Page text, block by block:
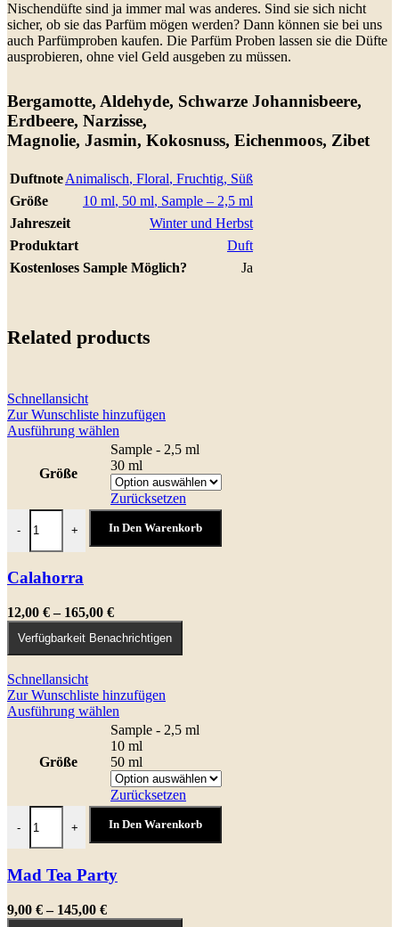
Nischendüfte sind ja immer mal was anderes. Sind sie sich nicht
sicher, ob sie das Parfüm mögen werden? Dann können sie bei uns
auch Parfümproben kaufen. Die Parfüm Proben lassen sie die Düfte
ausprobieren, ohne viel Geld ausgeben zu müssen.
Bergamotte, Aldehyde, Schwarze Johannisbeere,
Erdbeere, Narzisse,
Magnolie, Jasmin, Kokosnuss, Eichenmoos, Zibet
DuftnoteAnimalisch, Floral, Fruchtig, Süß
Größe
10 ml, 50 ml, Sample – 2,5 ml
Jahreszeit
Winter und Herbst
Produktart
Duft
Kostenloses Sample Möglich?
Ja
Related products
Schnellansicht
Zur Wunschliste hinzufügen
Ausführung wählen
Produkt
weist
mehrere
Varianten
auf.
Die
Optionen
gewählt
werden
Größe
Sample - 2,5 ml
30 ml
Zurücksetzen
-
Calahorra Menge
+ In Den Warenkorb
Calahorra
12,00 € – 165,00 €Preisspanne:
12,00 €
bis
165,00 €
Verfügbarkeit Benachrichtigen
Schnellansicht
Zur Wunschliste hinzufügen
Ausführung wählen
Produkt
weist
mehrere
Varianten
auf.
Die
Optionen
können
werden
Größe
Sample - 2,5 ml
10 ml
50 ml
Zurücksetzen
-
Mad Tea Party Menge
+ In Den Warenkorb
Mad Tea Party
9,00 € – 145,00 €Preisspanne: